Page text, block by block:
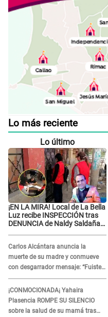
Lo más reciente
Lo último
¡EN LA MIRA! Local de La Bella
Luz recibe INSPECCIÓN tras
DENUNCIA de Naldy Saldaña
Carlos Alcántara anuncia la
muerte de su madre y conmueve
con desgarrador mensaje: “Fuiste
una gran mujer”
¡CONMOCIONADA¡ Yahaira
Plasencia ROMPE SU SILENCIO
sobre la salud de su mamá tras